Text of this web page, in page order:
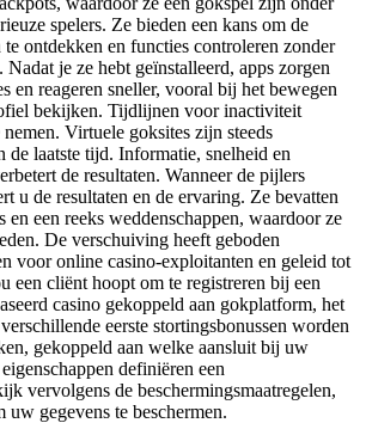
spelers. Ze bieden een kans om de
ontdekken en functies controleren zonder
je ze hebt geïnstalleerd, apps zorgen
en reageren sneller, vooral bij het bewegen
bekijken. Tijdlijnen voor inactiviteit
Virtuele goksites zijn steeds
de laatste tijd. Informatie, snelheid en
de resultaten. Wanneer de pijlers
u de resultaten en de ervaring. Ze bevatten
een reeks weddenschappen, waardoor ze
De verschuiving heeft geboden
voor online casino-exploitanten en geleid tot
een cliënt hoopt om te registreren bij een
casino gekoppeld aan gokplatform, het
eerste stortingsbonussen worden
gekoppeld aan welke aansluit bij uw
definiëren een
vervolgens de beschermingsmaatregelen,
gegevens te beschermen.